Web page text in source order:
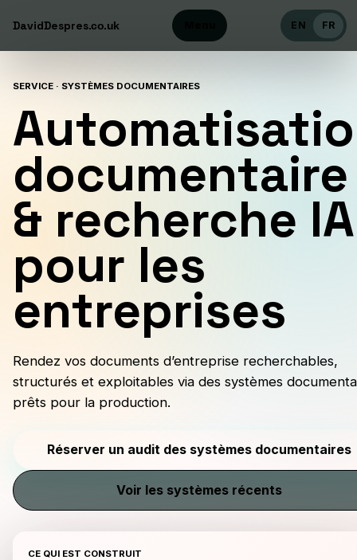
DavidDespres.co.uk EN FR
SERVICE · SYSTÈMES DOCUMENTAIRES
documentaire
& recherche IA
pour les
entreprises
Rendez vos documents d’entreprise recherchables,
structurés et exploitables via des systèmes
prêts pour la production.
Réserver un audit des systèmes documentaires
Voir les systèmes récents
CE QUI EST CONSTRUIT